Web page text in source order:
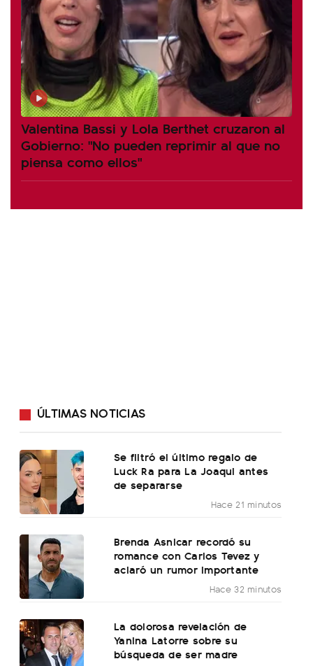
Valentina Bassi y Lola Berthet cruzaron al
Gobierno: "No pueden reprimir al que no
piensa como ellos"
ÚLTIMAS NOTICIAS
Se filtró el último regalo de
Luck Ra para La Joaqui antes
de separarse
Hace 21 minutos
Brenda Asnicar recordó su
romance con Carlos Tevez y
aclaró un rumor importante
Hace 32 minutos
La dolorosa revelación de
Yanina Latorre sobre su
búsqueda de ser madre